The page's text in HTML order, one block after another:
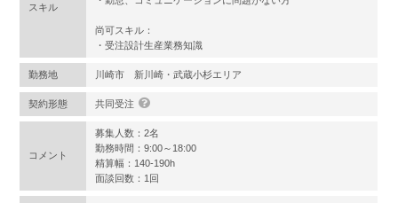
スキル
尚可スキル：
・受注設計生産業務知識
勤務地 川崎市 新川崎・武蔵小杉エリア
契約形態 共同受注
コメント
募集人数：2名
勤務時間：9:00～18:00
精算幅：140-190h
面談回数：1回